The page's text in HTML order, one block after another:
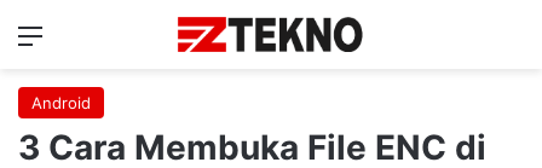
Menu
Android
3 Cara Membuka File ENC di